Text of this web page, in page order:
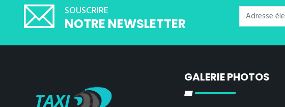
SOUSCRIRE
NOTRE NEWSLETTER
GALERIE PHOTOS